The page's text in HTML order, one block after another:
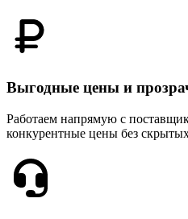
Выгодные цены и
Работаем напрямую с
конкурентные цены без